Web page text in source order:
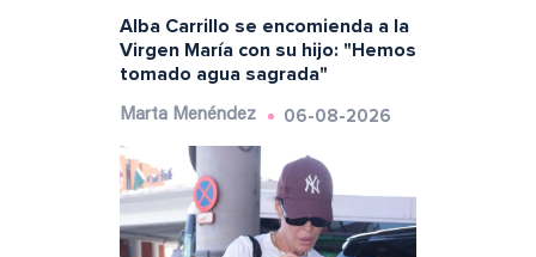
Alba Carrillo se encomienda a la
Virgen María con su hijo: "Hemos
tomado agua sagrada"
Marta Menéndez 06-08-2026